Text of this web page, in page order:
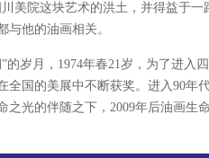
美院这块艺术的洪土，并得益于
与他的油画相关。
的岁月，1974年春21岁，为了进
全国的美展中不断获奖。进入90年
之光的伴随之下，2009年后油画生